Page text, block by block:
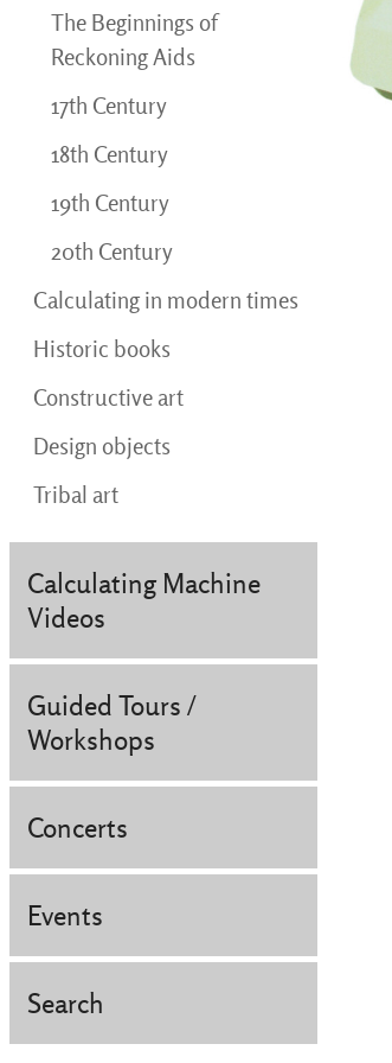
The Beginnings of
Reckoning Aids
17th Century
18th Century
19th Century
20th Century
Calculating in modern times
Historic books
Constructive art
Design objects
Tribal art
Calculating Machine
Videos
Guided Tours /
Workshops
Concerts
Events
Search